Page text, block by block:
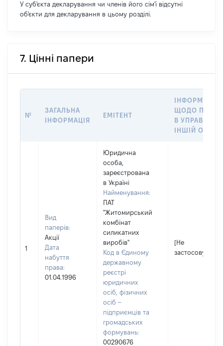
У суб'єкта декларування чи членів його сім'ї відсутні
об'єкти для декларування в цьому розділі.
7. Цінні папери
№
ЗАГАЛЬНА
ІНФОРМАЦІЯ
ЕМІТЕНТ
ІНФОРМАЦІЯ
ЩОДО
В
ІНШІЙ ОСОБІ
1
Вид
паперів:
Акції
Дата
набуття
права:
01.04.1996
Юридична
особа,
зареєстрована
в Україні
Найменування:
ПАТ
"Житомирський
комбінат
силикатних
виробів"
Код в Єдиному
державному
реєстрі
юридичних
осіб, фізичних
осіб –
підприємців та
громадських
формувань:
00290676
[Не